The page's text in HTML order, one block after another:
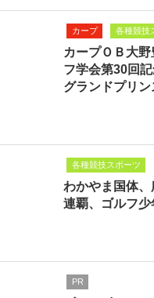
カープ 各種競技
カープＯＢ大
フ学会第30回
グランドプリ
各種競技スポーツ
わかやま国体
連覇、ゴルフ
PR